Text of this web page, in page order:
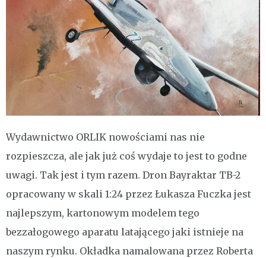
Wydawnictwo ORLIK nowościami nas nie
rozpieszcza, ale jak już coś wydaje to jest to godne
uwagi. Tak jest i tym razem. Dron Bayraktar TB-2
opracowany w skali 1:24 przez Łukasza Fuczka jest
najlepszym, kartonowym modelem tego
bezzałogowego aparatu latającego jaki istnieje na
naszym rynku. Okładka namalowana przez Roberta